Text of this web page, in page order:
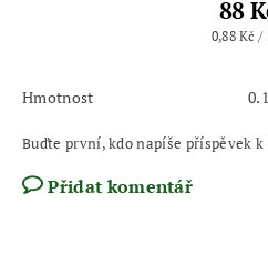
88
0,88 Kč /
Hmotnost
Buďte první, kdo napíše příspěvek k
Přidat komentář